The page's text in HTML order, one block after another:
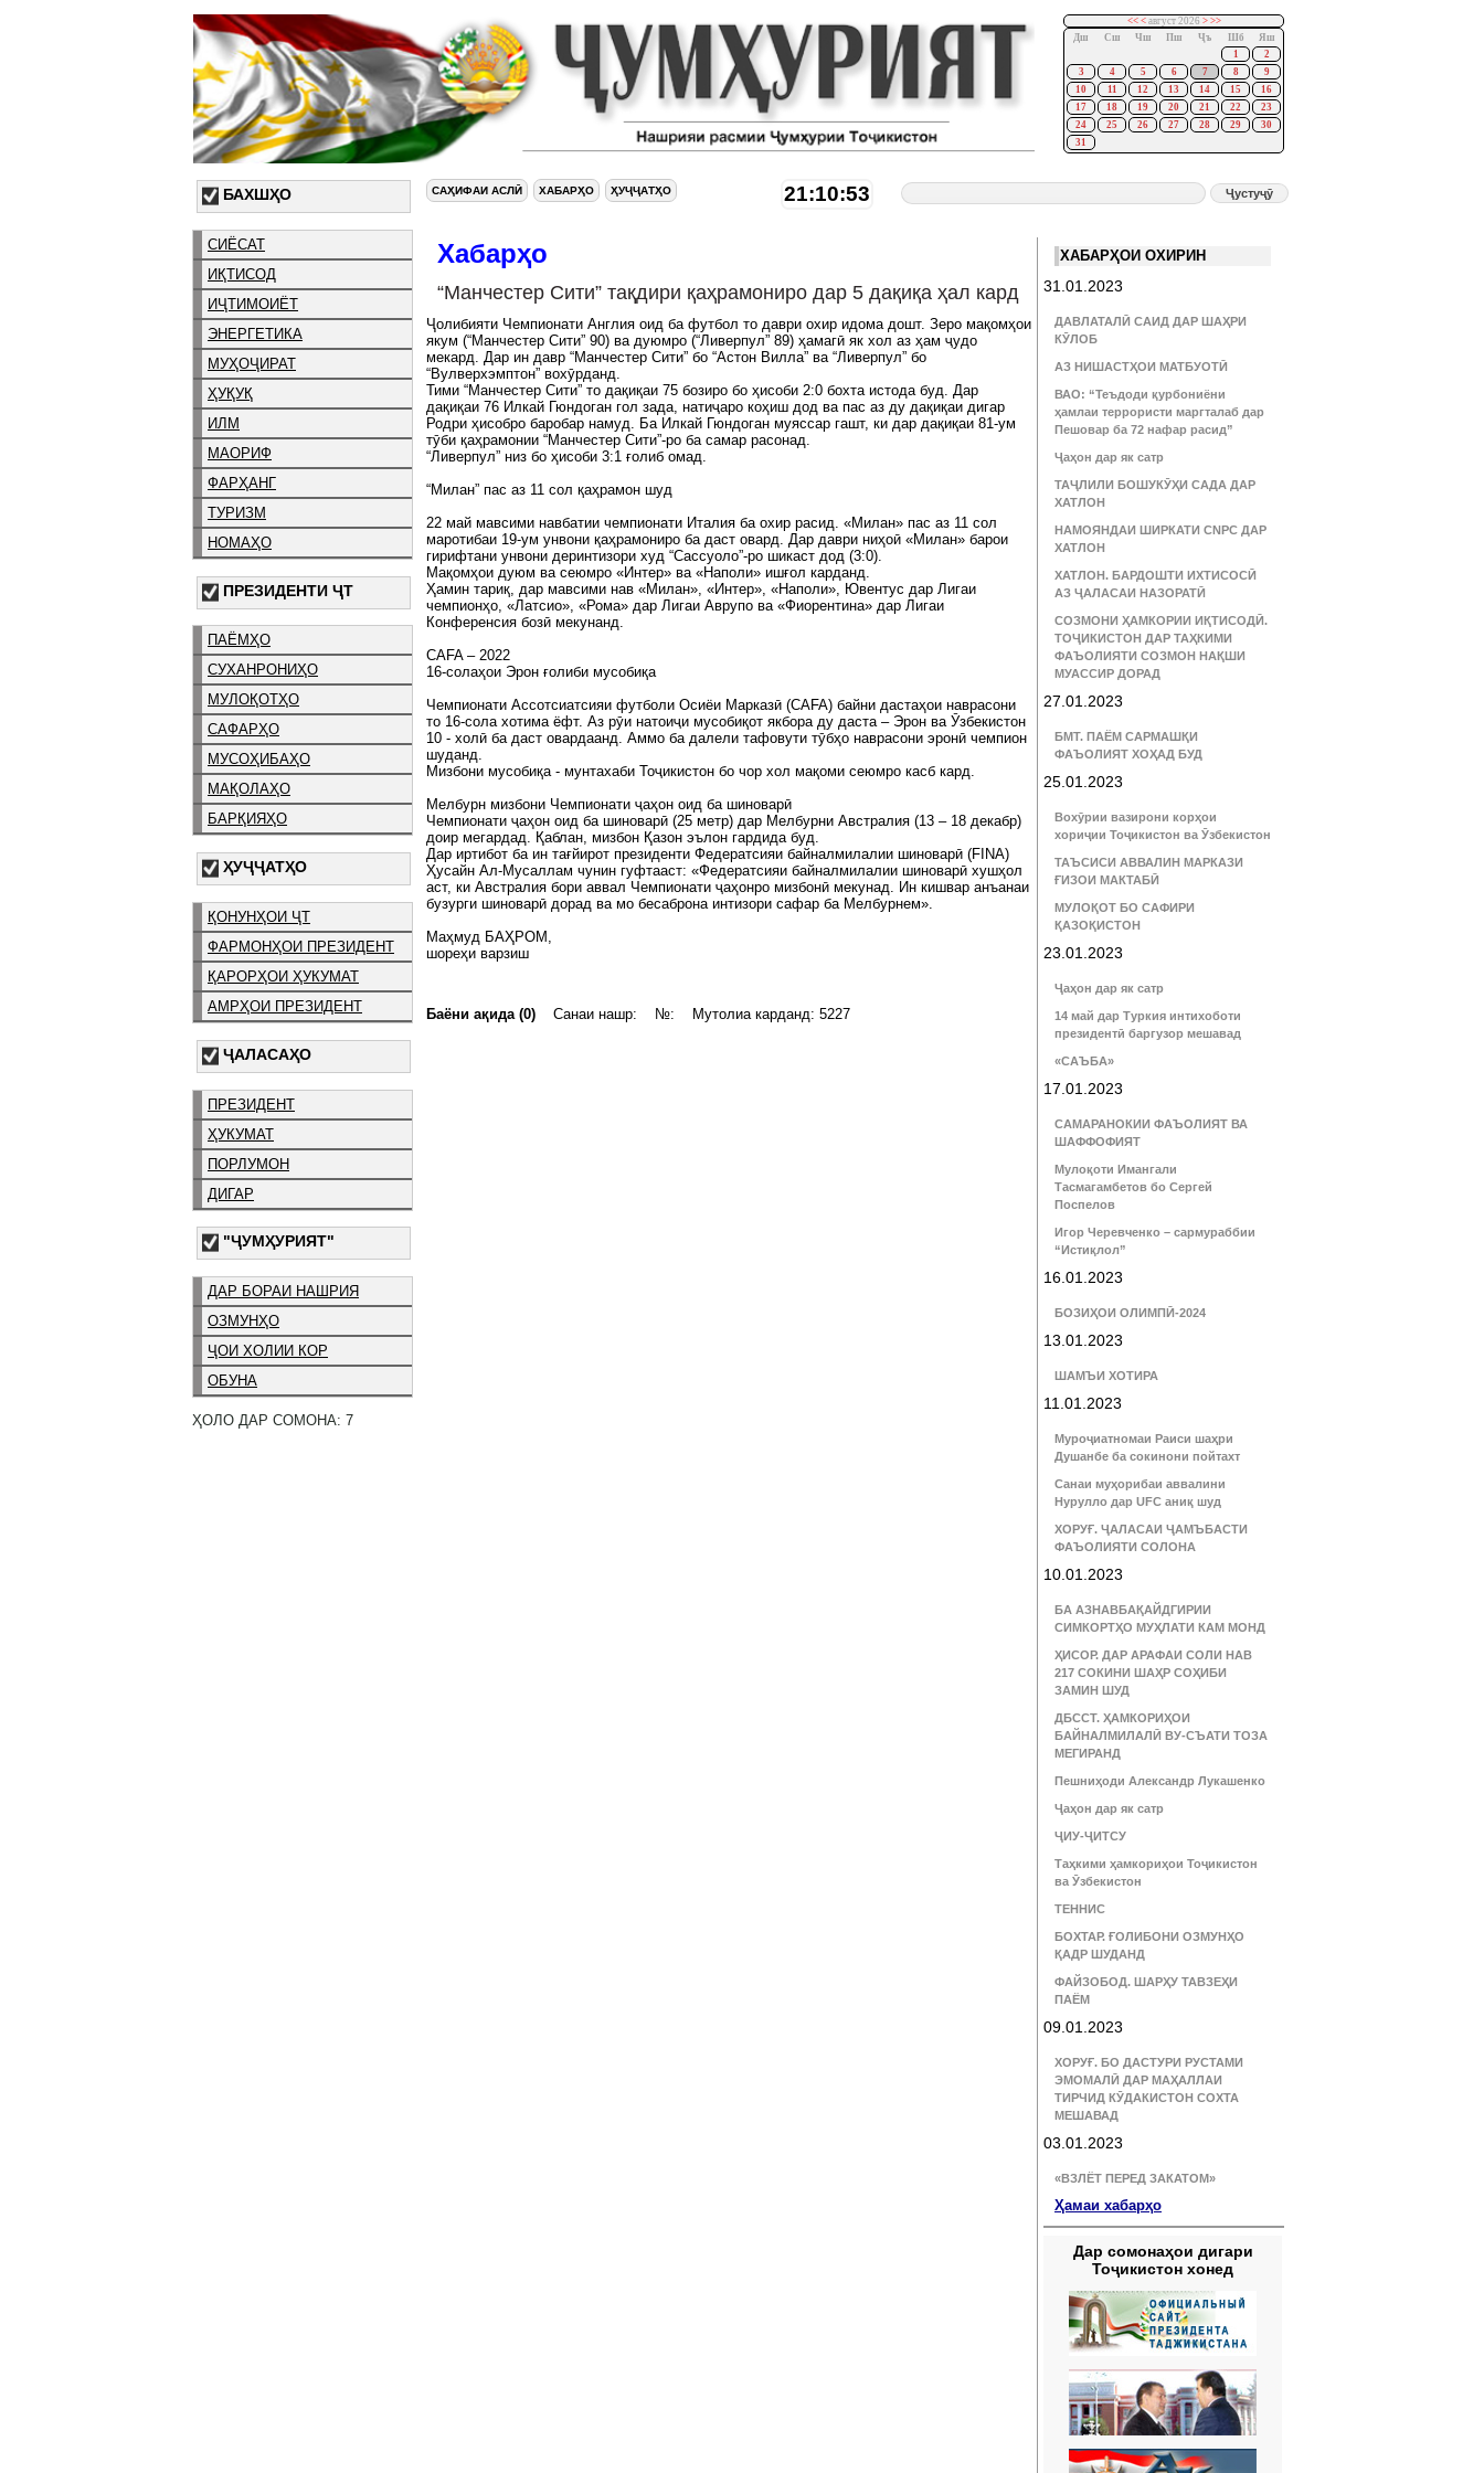
<< <август 2026 > >>
Дш
Сш Чш Пш Ҷъ Шб
Яш
1
2
3
4 5 6 7 8
9
10
11 12 13 14 15
16
17
18 19 20 21 22
23
24
25 26 27 28 29
30
31
БАХШҲО
СИЁСАТ
ИҚТИСОД
ИҶТИМОИЁТ
ЭНЕРГЕТИКА
МУҲОҶИРАТ
ҲУҚУҚ
ИЛМ
МАОРИФ
ФАРҲАНГ
ТУРИЗМ
НОМАҲО
ПРЕЗИДЕНТИ ҶТ
ПАЁМҲО
СУХАНРОНИҲО
МУЛОҚОТҲО
САФАРҲО
МУСОҲИБАҲО
МАҚОЛАҲО
БАРҚИЯҲО
ҲУҶҶАТҲО
ҚОНУНҲОИ ҶТ
ФАРМОНҲОИ ПРЕЗИДЕНТ
ҚАРОРҲОИ ҲУКУМАТ
АМРҲОИ ПРЕЗИДЕНТ
ҶАЛАСАҲО
ПРЕЗИДЕНТ
ҲУКУМАТ
ПОРЛУМОН
ДИГАР
"ҶУМҲУРИЯТ"
ДАР БОРАИ НАШРИЯ
ОЗМУНҲО
ҶОИ ХОЛИИ КОР
ОБУНА
ҲОЛО ДАР СОМОНА: 7
САҲИФАИ АСЛӢ ХАБАРҲО ҲУҶҶАТҲО 21:10:54
Хабарҳо
“Манчестер Сити” тақдири қаҳрамониро дар 5 дақиқа ҳал кард
Ҷолибияти Чемпионати Англия оид ба футбол то даври охир идома дошт. Зеро мақомҳои
якум (“Манчестер Сити” 90) ва дуюмро (“Ливерпул” 89) ҳамагӣ як хол аз ҳам ҷудо
мекард. Дар ин давр “Манчестер Сити” бо “Астон Вилла” ва “Ливерпул” бо
“Вулверхэмптон” вохӯрданд.
Тими “Манчестер Сити” то дақиқаи 75 бозиро бо ҳисоби 2:0 бохта истода буд. Дар
дақиқаи 76 Илкай Гюндоган гол зада, натиҷаро коҳиш дод ва пас аз ду дақиқаи дигар
Родри ҳисобро баробар намуд. Ба Илкай Гюндоган муяссар гашт, ки дар дақиқаи 81-ум
тӯби қаҳрамонии “Манчестер Сити”-ро ба самар расонад.
“Ливерпул” низ бо ҳисоби 3:1 ғолиб омад.
“Милан” пас аз 11 сол қаҳрамон шуд
22 май мавсими навбатии чемпионати Италия ба охир расид. «Милан» пас аз 11 сол
маротибаи 19-ум унвони қаҳрамониро ба даст овард. Дар даври ниҳоӣ «Милан» барои
гирифтани унвони деринтизори худ “Сассуоло”-ро шикаст дод (3:0).
Мақомҳои дуюм ва сеюмро «Интер» ва «Наполи» ишғол карданд.
Ҳамин тариқ, дар мавсими нав «Милан», «Интер», «Наполи», Ювентус дар Лигаи
чемпионҳо, «Латсио», «Рома» дар Лигаи Аврупо ва «Фиорентина» дар Лигаи
Конференсия бозӣ мекунанд.
CAFA – 2022
16-солаҳои Эрон ғолиби мусобиқа
Чемпионати Ассотсиатсияи футболи Осиёи Марказӣ (CAFA) байни дастаҳои наврасони
то 16-сола хотима ёфт. Аз рӯи натоиҷи мусобиқот якбора ду даста – Эрон ва Ӯзбекистон
10 - холӣ ба даст овардаанд. Аммо ба далели тафовути тӯбҳо наврасони эронӣ чемпион
шуданд.
Мизбони мусобиқа - мунтахаби Тоҷикистон бо чор хол мақоми сеюмро касб кард.
Мелбурн мизбони Чемпионати ҷаҳон оид ба шиноварӣ
Чемпионати ҷаҳон оид ба шиноварӣ (25 метр) дар Мелбурни Австралия (13 – 18 декабр)
доир мегардад. Қаблан, мизбон Қазон эълон гардида буд.
Дар иртибот ба ин тағйирот президенти Федератсияи байналмилалии шиноварӣ (FINA)
Ҳусайн Ал-Мусаллам чунин гуфтааст: «Федератсияи байналмилалии шиноварӣ хушҳол
аст, ки Австралия бори аввал Чемпионати ҷаҳонро мизбонӣ мекунад. Ин кишвар анъанаи
бузурги шиноварӣ дорад ва мо бесаброна интизори сафар ба Мелбурнем».
Маҳмуд БАҲРОМ,
шореҳи варзиш
Баёни ақида (0) Санаи нашр: №: Мутолиа карданд: 5227
ХАБАРҲОИ ОХИРИН
31.01.2023
ДАВЛАТАЛӢ САИД ДАР ШАҲРИ
КӮЛОБ
АЗ НИШАСТҲОИ МАТБУОТӢ
ВАО: “Теъдоди қурбониёни
ҳамлаи террористи маргталаб дар
Пешовар ба 72 нафар расид”
Ҷаҳон дар як сатр
ТАҶЛИЛИ БОШУКӮҲИ САДА ДАР
ХАТЛОН
НАМОЯНДАИ ШИРКАТИ CNPC ДАР
ХАТЛОН
ХАТЛОН. БАРДОШТИ ИХТИСОСӢ
АЗ ҶАЛАСАИ НАЗОРАТӢ
СОЗМОНИ ҲАМКОРИИ ИҚТИСОДӢ.
ТОҶИКИСТОН ДАР ТАҲКИМИ
ФАЪОЛИЯТИ СОЗМОН НАҚШИ
МУАССИР ДОРАД
27.01.2023
БМТ. ПАЁМ САРМАШҚИ
ФАЪОЛИЯТ ХОҲАД БУД
25.01.2023
Вохӯрии вазирони корҳои
хориҷии Тоҷикистон ва Ӯзбекистон
ТАЪСИСИ АВВАЛИН МАРКАЗИ
ҒИЗОИ МАКТАБӢ
МУЛОҚОТ БО САФИРИ
ҚАЗОҚИСТОН
23.01.2023
Ҷаҳон дар як сатр
14 май дар Туркия интихоботи
президентӣ баргузор мешавад
«САЪБА»
17.01.2023
САМАРАНОКИИ ФАЪОЛИЯТ ВА
ШАФФОФИЯТ
Мулоқоти Имангали
Тасмагамбетов бо Сергей
Поспелов
Игор Черевченко – сармураббии
“Истиқлол”
16.01.2023
БОЗИҲОИ ОЛИМПӢ-2024
13.01.2023
ШАМЪИ ХОТИРА
11.01.2023
Муроҷиатномаи Раиси шаҳри
Душанбе ба сокинони пойтахт
Санаи муҳорибаи аввалини
Нурулло дар UFC аниқ шуд
ХОРУҒ. ҶАЛАСАИ ҶАМЪБАСТИ
ФАЪОЛИЯТИ СОЛОНА
10.01.2023
БА АЗНАВБАҚАЙДГИРИИ
СИМКОРТҲО МУҲЛАТИ КАМ МОНД
ҲИСОР. ДАР АРАФАИ СОЛИ НАВ
217 СОКИНИ ШАҲР СОҲИБИ
ЗАМИН ШУД
ДБССТ. ҲАМКОРИҲОИ
БАЙНАЛМИЛАЛӢ ВУ-СЪАТИ ТОЗА
МЕГИРАНД
Пешниҳоди Александр Лукашенко
Ҷаҳон дар як сатр
ҶИУ-ҶИТСУ
Таҳкими ҳамкориҳои Тоҷикистон
ва Ӯзбекистон
ТЕННИС
БОХТАР. ҒОЛИБОНИ ОЗМУНҲО
ҚАДР ШУДАНД
ФАЙЗОБОД. ШАРҲУ ТАВЗЕҲИ
ПАЁМ
09.01.2023
ХОРУҒ. БО ДАСТУРИ РУСТАМИ
ЭМОМАЛӢ ДАР МАҲАЛЛАИ
ТИРЧИД КӮДАКИСТОН СОХТА
МЕШАВАД
03.01.2023
«ВЗЛЁТ ПЕРЕД ЗАКАТОМ»
Ҳамаи хабарҳо
Дар сомонаҳои дигари
Тоҷикистон хонед